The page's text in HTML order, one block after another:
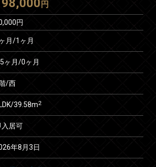
円
円
月/1ヶ月
ヶ月/0ヶ月
/西
39.58m2
入居可
年8月3日